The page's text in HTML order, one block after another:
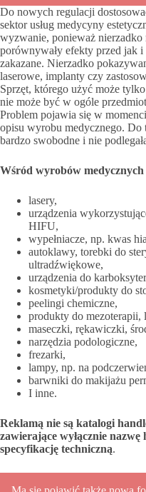
Do nowych regulacji
sektor usług medycyny
wyzwanie, ponieważ nierzadko
porównywały efekty przed jak
zakazane. Nierzadko
laserowe, implanty czy
Sprzęt, którego użyć może
nie może być w ogóle
Problem pojawia się w
opisu wyrobu medycznego. Do
bardzo swobodne i nie
Wśród wyrobów medycznych
lasery,
urządzenia
HIFU,
wypełniacze, np. kwas
autoklawy, torebki do
ultradźwiękowe,
urządzenia do
kosmetyki/produkty do
peelingi chemiczne,
produkty do
maseczki, rękawiczki,
narzędzia podologiczne,
frezarki,
lampy, np. na
barwniki do makijażu
I inne.
Reklamą nie są katalogi
zawierające wyłącznie
specyfikację techniczną.